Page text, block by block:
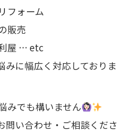
フォーム
販売
屋 … etc
みに幅広く対応しておりま
みでも構いません
問い合わせ・ご相談くださ